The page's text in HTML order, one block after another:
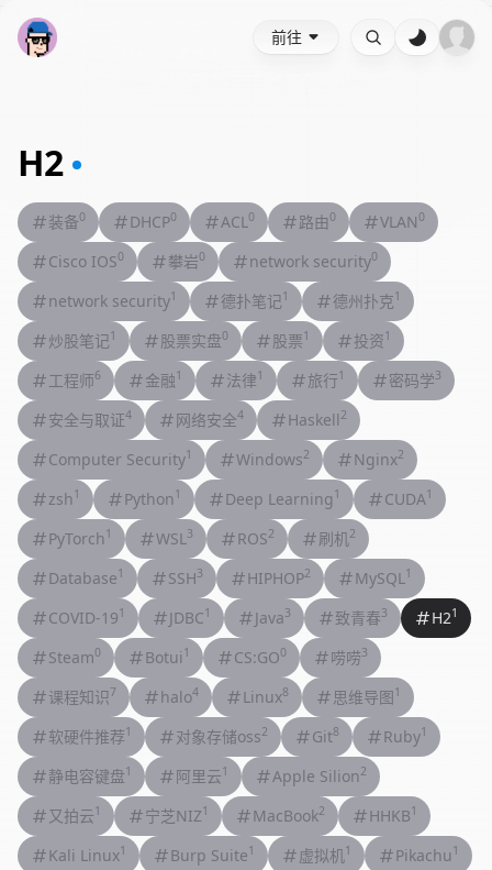
前往
H2
装备0 DHCP0 ACL0 路由 0 VLAN 0
Cisco IOS0 攀岩0 network security0
network security1 德扑笔记1 德州扑克1
炒股笔记1 股票实盘0 股票1 投资1
工程师6 金融1 法律1 旅行1 密码学3
安全与取证4 网络安全4 Haskell 2
Computer Security1 Windows2 Nginx2
zsh1 Python1 Deep Learning 1 CUDA1
PyTorch1 WSL3 ROS2 刷机2
Database1 SSH3 HIPHOP2 MySQL1
COVID-191 JDBC1 Java3 致青春3 H21
Steam0 Botui 1 CS:GO0 唠唠3
课程知识7 halo4 Linux8 思维导图1
软硬件推荐1 对象存储oss2 Git8 Ruby1
静电容键盘1 阿里云1 Apple Silion2
又拍云1 宁芝NIZ1 MacBook2 HHKB1
Kali Linux1 Burp Suite1 虚拟机1 Pikachu 1